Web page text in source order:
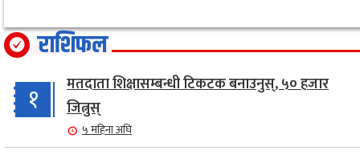
राशिफल
१
मतदाता शिक्षासम्बन्धी टिकटक बनाउनुस्, ५० हजार
जित्नुस्
५ महिना अघि